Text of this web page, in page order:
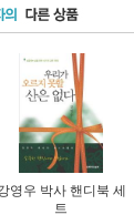
영우 박사 핸디북 세
트